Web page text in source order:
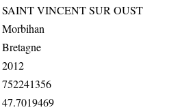
SAINT VINCENT SUR OUST
Morbihan
Bretagne
2012
752241356
47.7019469